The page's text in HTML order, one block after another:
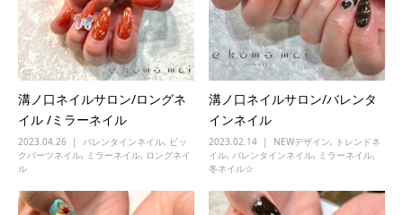
溝ノ口ネイルサロン/ロングネ
イル /ミラーネイル
2023.04.26 バレンタインネイル, ビッ
クパーツネイル, ミラーネイル, ロングネイ
ル
溝ノ口ネイルサロン/バレンタ
インネイル
2023.02.14 NEWデザイン, トレンドネ
イル, バレンタインネイル, ミラーネイル,
冬ネイル☆